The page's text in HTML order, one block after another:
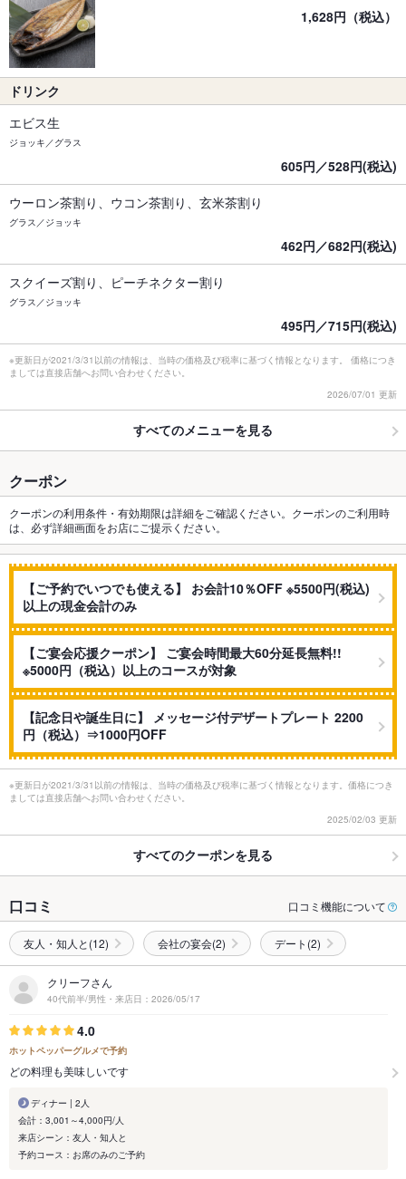
1,628円（税込）
ドリンク
エビス生
ジョッキ／グラス
605円／528円(税込)
ウーロン茶割り、ウコン茶割り、玄米茶割り
グラス／ジョッキ
462円／682円(税込)
スクイーズ割り、ピーチネクター割り
グラス／ジョッキ
495円／715円(税込)
※更新日が2021/3/31以前の情報は、当時の価格及び税率に基づく情報となります。 価格につき
ましては直接店舗へお問い合わせください。
2026/07/01 更新
すべてのメニューを見る
クーポン
クーポンの利用条件・有効期限は詳細をご確認ください。クーポンのご利用時
は、必ず詳細画面をお店にご提示ください。
【ご予約でいつでも使える】 お会計10％OFF ※5500円(税込)
以上の現金会計のみ
【ご宴会応援クーポン】 ご宴会時間最大60分延長無料!!
※5000円（税込）以上のコースが対象
【記念日や誕生日に】 メッセージ付デザートプレート 2200
円（税込）⇒1000円OFF
※更新日が2021/3/31以前の情報は、当時の価格及び税率に基づく情報となります。価格につき
ましては直接店舗へお問い合わせください。
2025/02/03 更新
すべてのクーポンを見る
口コミ 口コミ機能について
友人・知人と(12) 会社の宴会(2) デート(2)
クリーフさん
40代前半/男性・来店日：2026/05/17
4.0
ホットペッパーグルメで予約
どの料理も美味しいです
ディナー | 2人
会計：3,001～4,000円/人
来店シーン：友人・知人と
予約コース：お席のみのご予約